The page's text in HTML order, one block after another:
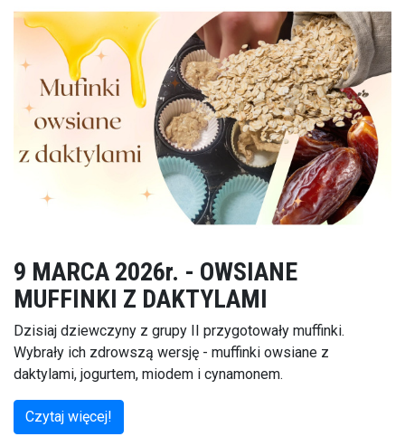
9 MARCA 2026r. - OWSIANE
MUFFINKI Z DAKTYLAMI
Dzisiaj dziewczyny z grupy II przygotowały muffinki.
Wybrały ich zdrowszą wersję - muffinki owsiane z
daktylami, jogurtem, miodem i cynamonem.
Czytaj więcej!